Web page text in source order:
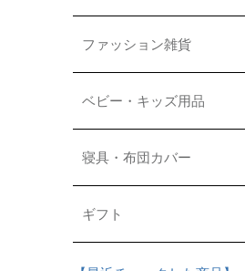
ファッション雑貨
ベビー・キッズ用品
寝具・布団カバー
ギフト